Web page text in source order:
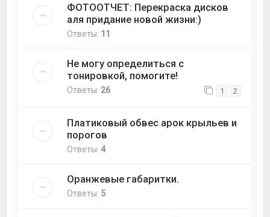
ФОТООТЧЕТ: Перекраска дисков
аля придание новой жизни:)
Ответы: 11
Не могу определиться с
тонировкой, помогите!
Ответы: 26 1 2
Платиковый обвес арок крыльев и
порогов
Ответы:4
Оранжевые габаритки.
Ответы: 5